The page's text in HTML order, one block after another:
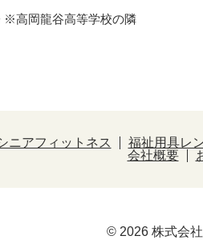
※⾼岡⿓⾕⾼等学校の隣
ニアフィットネス 福祉用具レ
会社概要
© 2026 株式会